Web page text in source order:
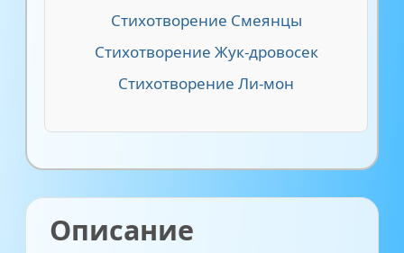
Стихотворение Смеянцы
Стихотворение Жук-дровосек
Стихотворение Ли-мон
Описание